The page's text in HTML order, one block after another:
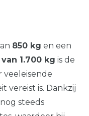
850 kg en een
1.700 kg is de
veeleisende
vereist is. Dankzij
steeds